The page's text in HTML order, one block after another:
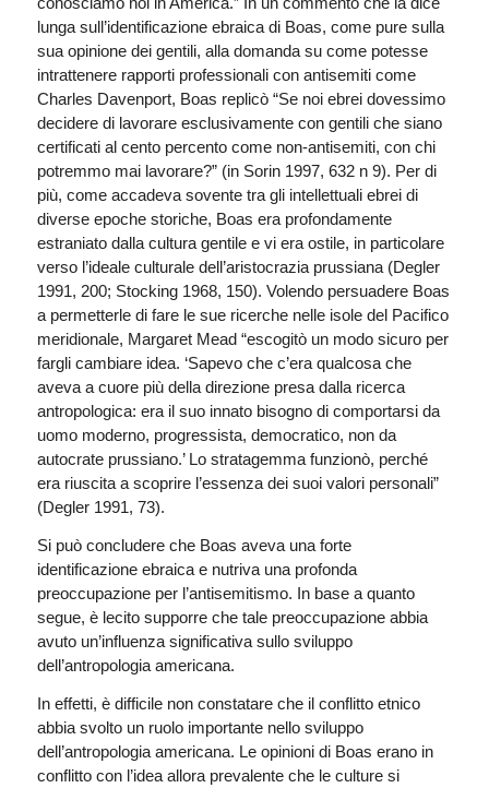
lunga sull’identificazione ebraica di Boas, come pure sulla
sua opinione dei gentili, alla domanda su come potesse
intrattenere rapporti professionali con antisemiti come
Charles Davenport, Boas replicò “Se noi ebrei dovessimo
decidere di lavorare esclusivamente con gentili che siano
certificati al cento percento come non-antisemiti, con chi
potremmo mai lavorare?” (in Sorin 1997, 632 n 9). Per di
più, come accadeva sovente tra gli intellettuali ebrei di
diverse epoche storiche, Boas era profondamente
estraniato dalla cultura gentile e vi era ostile, in particolare
verso l’ideale culturale dell’aristocrazia prussiana (Degler
1991, 200; Stocking 1968, 150). Volendo persuadere Boas
a permetterle di fare le sue ricerche nelle isole del Pacifico
meridionale, Margaret Mead “escogitò un modo sicuro per
fargli cambiare idea. ‘Sapevo che c’era qualcosa che
aveva a cuore più della direzione presa dalla ricerca
antropologica: era il suo innato bisogno di comportarsi da
uomo moderno, progressista, democratico, non da
autocrate prussiano.’ Lo stratagemma funzionò, perché
era riuscita a scoprire l’essenza dei suoi valori personali”
(Degler 1991, 73).
Si può concludere che Boas aveva una forte
identificazione ebraica e nutriva una profonda
preoccupazione per l’antisemitismo. In base a quanto
segue, è lecito supporre che tale preoccupazione abbia
avuto un’influenza significativa sullo sviluppo
dell’antropologia americana.
In effetti, è difficile non constatare che il conflitto etnico
abbia svolto un ruolo importante nello sviluppo
dell’antropologia americana. Le opinioni di Boas erano in
conflitto con l’idea allora prevalente che le culture si